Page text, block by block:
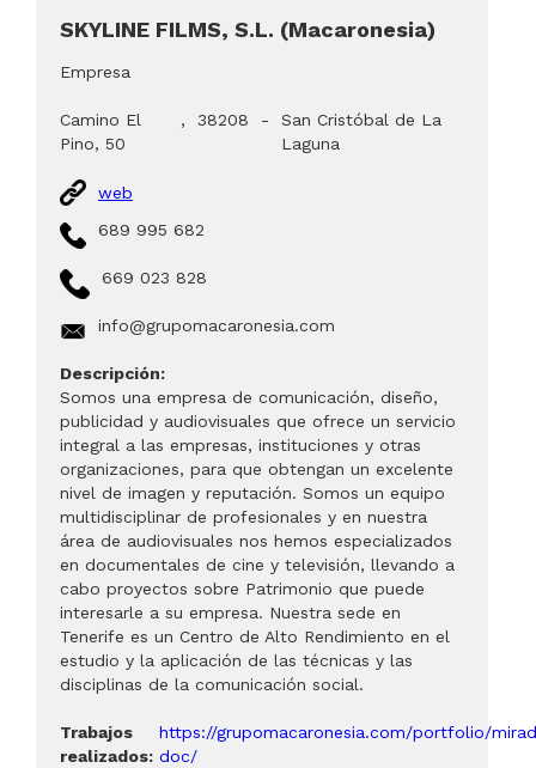
SKYLINE FILMS, S.L. (Macaronesia)
Empresa
Camino El
Pino, 50
, 38208 -
San Cristóbal de La
Laguna
web
689 995 682
669 023 828
info@grupomacaronesia.com
Descripción:
Somos una empresa de comunicación, diseño,
publicidad y audiovisuales que ofrece un servicio
integral a las empresas, instituciones y otras
organizaciones, para que obtengan un excelente
nivel de imagen y reputación. Somos un equipo
multidisciplinar de profesionales y en nuestra
área de audiovisuales nos hemos especializados
en documentales de cine y televisión, llevando a
cabo proyectos sobre Patrimonio que puede
interesarle a su empresa. Nuestra sede en
Tenerife es un Centro de Alto Rendimiento en el
estudio y la aplicación de las técnicas y las
disciplinas de la comunicación social.
Trabajos
realizados:
https://grupomacaronesia.com/portfolio/
doc/